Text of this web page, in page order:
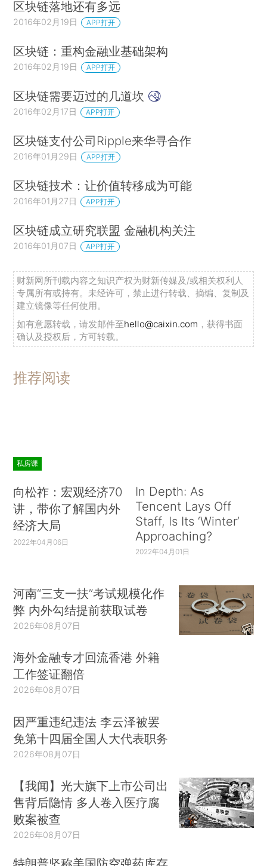
区块链落地还有多远
2016年02月19日 APP打开
区块链：重构金融业基础架构
2016年02月19日 APP打开
区块链需要迈过的几道坎
2016年02月17日 APP打开
区块链支付公司Ripple来华寻合作
2016年01月29日 APP打开
区块链技术：让价值转移成为可能
2016年01月27日 APP打开
区块链成立研究联盟 金融机构关注
2016年01月07日 APP打开
财新网所刊载内容之知识产权为财新传媒及/或相关权利人
专属所有或持有。未经许可，禁止进行转载、摘编、复制及
建立镜像等任何使用。
如有意愿转载，请发邮件至hello@caixin.com ，获得书面
确认及授权后，方可转载。
推荐阅读
私房课
向松祚：宏观经济70
讲，带你了解国内外
经济大局
2022年04月06日
In Depth: As
Tencent Lays Off
Staff, Is Its ‘Winter’
Approaching?
2022年04月01日
河南“三支一扶”考试规模化作
弊 内外勾结提前获取试卷
2026年08月07日
海外金融专才回流香港 外籍
工作签证翻倍
2026年08月07日
因严重违纪违法 李云泽被罢
免第十四届全国人大代表职务
2026年08月07日
【我闻】光大旗下上市公司出
售背后隐情 多人卷入医疗腐
败案被查
2026年08月07日